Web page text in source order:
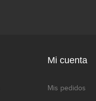
Mi cuenta
Mis pedidos